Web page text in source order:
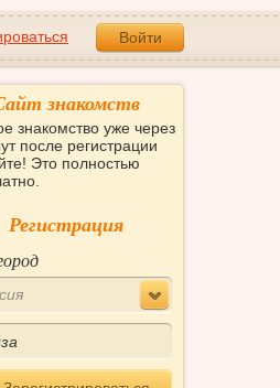
Войти
знакомств
знакомство уже через
после регистрации
Это полностью
Регистрация